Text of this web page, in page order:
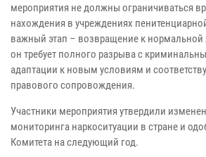
мероприятия не должны ограничиваться
нахождения в учреждениях
важный этап – возвращение к
он требует полного разрыва с
адаптации к новым условиям и
правового сопровождения.
Участники мероприятия утвердили
мониторинга наркоситуации в стране и
Комитета на следующий год.